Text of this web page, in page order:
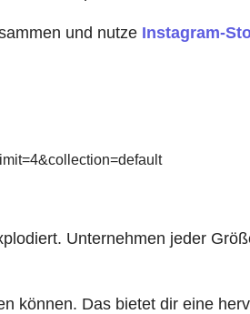
und nutze Instagram-
Unternehmen jeder
können. Das bietet dir eine